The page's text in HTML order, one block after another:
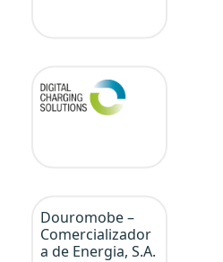
Douromobe –
Comercializador
a de Energia, S.A.